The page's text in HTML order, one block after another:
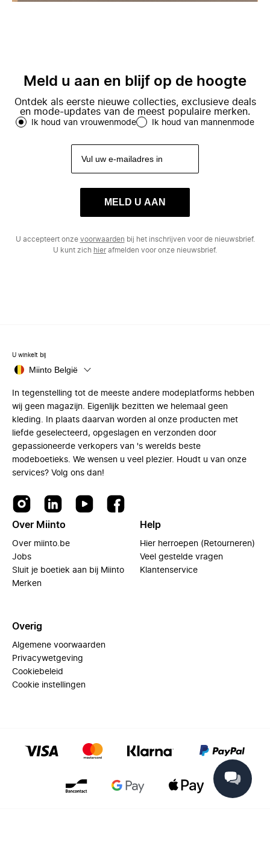
Meld u aan en blijf op de hoogte
Ontdek als eerste nieuwe collecties, exclusieve deals
en mode-updates van de meest populaire merken.
Ik houd van vrouwenmode Ik houd van mannenmode
MELD U AAN
U accepteert onze voorwaarden bij het inschrijven voor de nieuwsbrief.
U kunt zich hierafmelden voor onze nieuwsbrief.
U winkelt bij
Miinto België
In tegenstelling tot de meeste andere modeplatforms hebben
wij geen magazijn. Eigenlijk bezitten we helemaal geen
kleding. In plaats daarvan worden al onze producten met
liefde geselecteerd, opgeslagen en verzonden door
gepassioneerde verkopers van 's werelds beste
modeboetieks. We wensen u veel plezier. Houdt u van onze
services? Volg ons dan!
Over Miinto
Over miinto.be
Jobs
Sluit je boetiek aan bij Miinto
Merken
Help
Hier herroepen (Retourneren)
Veel gestelde vragen
Klantenservice
Overig
Algemene voorwaarden
Privacywetgeving
Cookiebeleid
Cookie instellingen